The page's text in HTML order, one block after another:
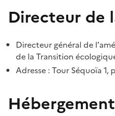
Directeur de
Directeur général de
de la Transition
Adresse : Tour Séquoïa
Hébergement